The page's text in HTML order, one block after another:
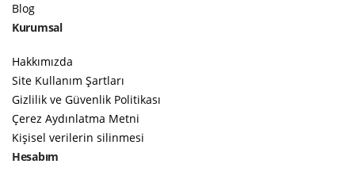
Blog
Kurumsal
Hakkımızda
Site Kullanım Şartları
Gizlilik ve Güvenlik Politikası
Çerez Aydınlatma Metni
Kişisel verilerin silinmesi
Hesabım